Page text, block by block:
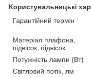
Користувальницькі
Гарантійний термін
Матеріал плафона,
підвісок, підвісок
Потужність лампи (Вт)
Світловий потік, лм